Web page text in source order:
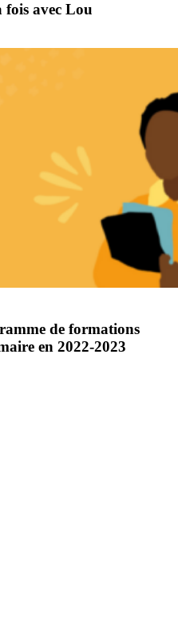
avec Lou
de formations
en 2022-2023